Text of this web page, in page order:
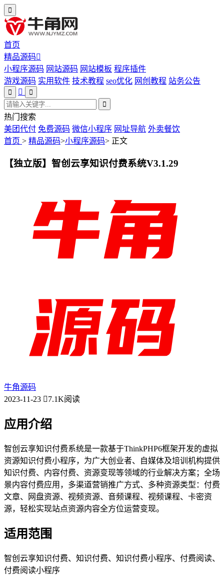
首页
精品源码
小程序源码 网站源码 网站模板 程序插件
游戏源码 实用软件 技术教程 seo优化 网创教程 站务公告
热门搜索
美团代付 免费源码 微信小程序 网址导航 外卖餐饮
首页 > 精品源码>小程序源码> 正文
【独立版】智创云享知识付费系统V3.1.29
牛角源码
2023-11-23
7.1K阅读
应用介绍
智创云享知识付费系统是一款基于ThinkPHP6框架开发的虚拟
资源知识付费小程序，为广大创业者、自媒体及培训机构提供
知识付费、内容付费、资源变现等领域的行业解决方案；全场
景内容付费应用，多渠道营销推广方式、多种资源类型：付费
文章、网盘资源、视频资源、音频课程、视频课程、卡密资
源，轻松实现站点资源内容全方位运营变现。
适用范围
智创云享知识付费、知识付费、知识付费小程序、付费阅读、
付费阅读小程序